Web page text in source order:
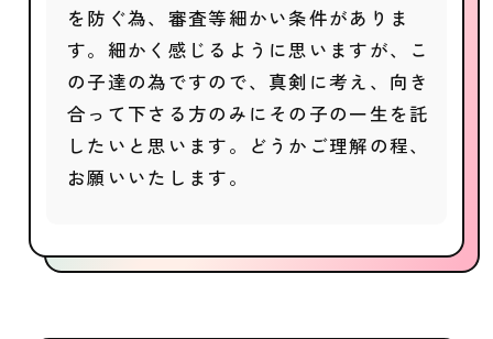
を防ぐ為、審査等細かい条件がありま
す。細かく感じるように思いますが、こ
の子達の為ですので、真剣に考え、向き
合って下さる方のみにその子の一生を託
したいと思います。どうかご理解の程、
お願いいたします。